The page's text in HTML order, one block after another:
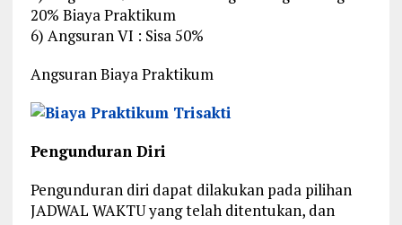
20% Biaya Praktikum
6) Angsuran VI : Sisa 50%
Angsuran Biaya Praktikum
Pengunduran Diri
Pengunduran diri dapat dilakukan pada pilihan
JADWAL WAKTU yang telah ditentukan, dan